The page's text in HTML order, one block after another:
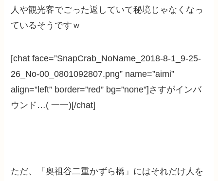
人や観光客でごった返していて秘境じゃなくなっ
ているそうですｗ
[chat face=”SnapCrab_NoName_2018-8-1_9-25-
26_No-00_0801092807.png” name=”aimi”
align=”left” border=”red” bg=”none”]さすがインバ
ウンド…( 一一)[/chat]
ただ、「奥祖谷二重かずら橋」にはそれだけ人を